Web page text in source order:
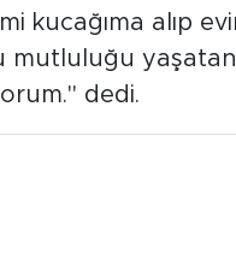
kucağıma alıp
mutluluğu
dedi.